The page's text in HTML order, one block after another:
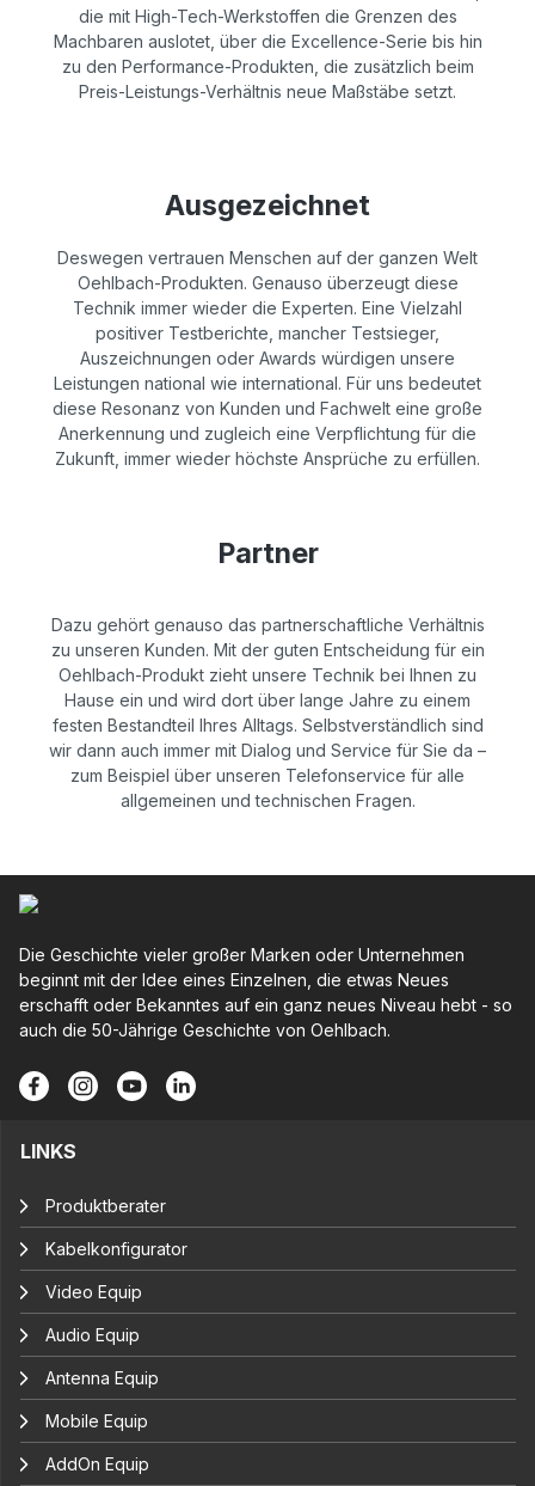
die mit High-Tech-Werkstoffen die Grenzen des
Machbaren auslotet, über die Excellence-Serie bis hin
zu den Performance-Produkten, die zusätzlich beim
Preis-Leistungs-Verhältnis neue Maßstäbe setzt.
Ausgezeichnet
Deswegen vertrauen Menschen auf der ganzen Welt
Oehlbach-Produkten. Genauso überzeugt diese
Technik immer wieder die Experten. Eine Vielzahl
positiver Testberichte, mancher Testsieger,
Auszeichnungen oder Awards würdigen unsere
Leistungen national wie international. Für uns bedeutet
diese Resonanz von Kunden und Fachwelt eine große
Anerkennung und zugleich eine Verpflichtung für die
Zukunft, immer wieder höchste Ansprüche zu erfüllen.
Partner
Dazu gehört genauso das partnerschaftliche Verhältnis
zu unseren Kunden. Mit der guten Entscheidung für ein
Oehlbach-Produkt zieht unsere Technik bei Ihnen zu
Hause ein und wird dort über lange Jahre zu einem
festen Bestandteil Ihres Alltags. Selbstverständlich sind
wir dann auch immer mit Dialog und Service für Sie da –
zum Beispiel über unseren Telefonservice für alle
allgemeinen und technischen Fragen.
Die Geschichte vieler großer Marken oder Unternehmen
beginnt mit der Idee eines Einzelnen, die etwas Neues
erschafft oder Bekanntes auf ein ganz neues Niveau hebt - so
auch die 50-Jährige Geschichte von Oehlbach.
LINKS
Produktberater
Kabelkonfigurator
Video Equip
Audio Equip
Antenna Equip
Mobile Equip
AddOn Equip